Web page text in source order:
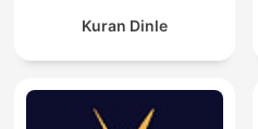
Kuran Dinle